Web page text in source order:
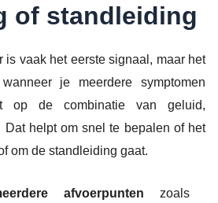
of standleiding
is vaak het eerste signaal, maar het
je meerdere symptomen
op de combinatie van geluid,
Dat helpt om snel te bepalen of het
om de standleiding gaat.
afvoerpunten zoals